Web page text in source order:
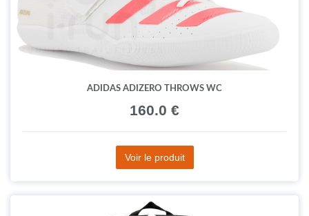
ADIDAS ADIZERO THROWS WC
160.0 €
Voir le produit